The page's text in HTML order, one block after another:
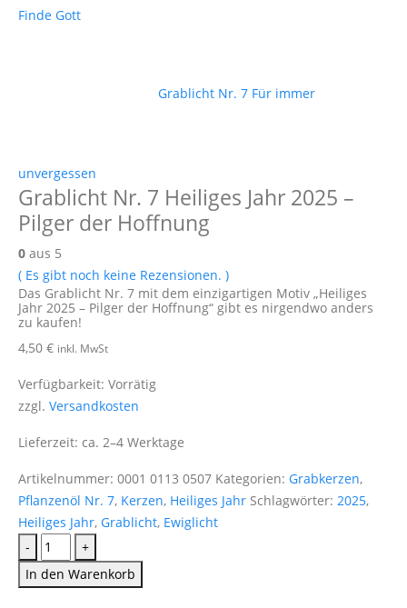
Finde Gott
Grablicht Nr. 7 Für immer
unvergessen
Grablicht Nr. 7 Heiliges Jahr 2025 –
Pilger der Hoffnung
0 aus 5
( Es gibt noch keine Rezensionen. )
Das Grablicht Nr. 7 mit dem einzigartigen Motiv „Heiliges
Jahr 2025 – Pilger der Hoffnung“ gibt es nirgendwo anders
zu kaufen!
4,50 € inkl. MwSt
Verfügbarkeit: Vorrätig
zzgl. Versandkosten
Lieferzeit: ca. 2–4 Werktage
Artikelnummer: 0001 0113 0507 Kategorien: Grabkerzen,
Pflanzenöl Nr. 7, Kerzen, Heiliges Jahr Schlagwörter: 2025,
Heiliges Jahr, Grablicht, Ewiglicht
-
+
In den Warenkorb